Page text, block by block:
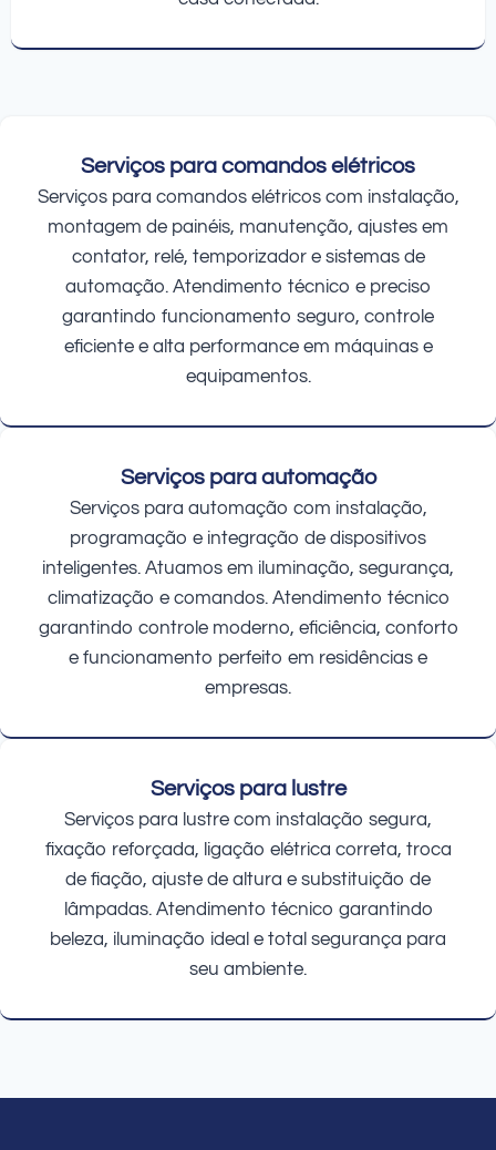
Serviços para comandos elétricos
Serviços para comandos elétricos com instalação,
montagem de painéis, manutenção, ajustes em
contator, relé, temporizador e sistemas de
automação. Atendimento técnico e preciso
garantindo funcionamento seguro, controle
eficiente e alta performance em máquinas e
equipamentos.
Serviços para automação
Serviços para automação com instalação,
programação e integração de dispositivos
inteligentes. Atuamos em iluminação, segurança,
climatização e comandos. Atendimento técnico
garantindo controle moderno, eficiência, conforto
e funcionamento perfeito em residências e
empresas.
Serviços para lustre
Serviços para lustre com instalação segura,
fixação reforçada, ligação elétrica correta, troca
de fiação, ajuste de altura e substituição de
lâmpadas. Atendimento técnico garantindo
beleza, iluminação ideal e total segurança para
seu ambiente.